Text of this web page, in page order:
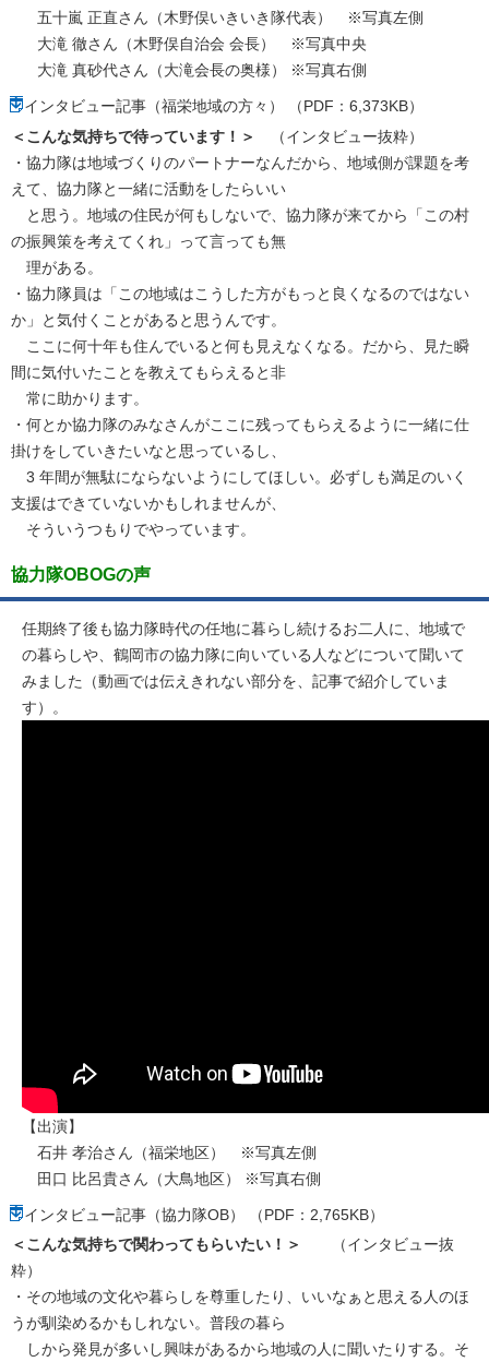
五十嵐 正直さん（木野俣いきいき隊代表） ※写真左側
大滝 徹さん（木野俣自治会 会長） ※写真中央
大滝 真砂代さん（大滝会長の奥様） ※写真右側
インタビュー記事（福栄地域の方々） （PDF：6,373KB）
＜こんな気持ちで待っています！＞
（インタビュー抜粋）
・協力隊は地域づくりのパートナーなんだから、地域側が課題を考
えて、協力隊と一緒に活動をしたらいい
と思う。地域の住民が何もしないで、協力隊が来てから「この村
の振興策を考えてくれ」って言っても無
理がある。
・協力隊員は「この地域はこうした方がもっと良くなるのではない
か」と気付くことがあると思うんです。
ここに何十年も住んでいると何も見えなくなる。だから、見た瞬
間に気付いたことを教えてもらえると非
常に助かります。
・何とか協力隊のみなさんがここに残ってもらえるように一緒に仕
掛けをしていきたいなと思っているし、
3 年間が無駄にならないようにしてほしい。必ずしも満足のいく
支援はできていないかもしれませんが、
そういうつもりでやっています。
協力隊OBOGの声
任期終了後も協力隊時代の任地に暮らし続けるお二人に、地域で
の暮らしや、鶴岡市の協力隊に向いている人などについて聞いて
みました（動画では伝えきれない部分を、記事で紹介していま
す）。
【出演】
石井 孝治さん（福栄地区） ※写真左側
田口 比呂貴さん（大鳥地区） ※写真右側
インタビュー記事（協力隊OB） （PDF：2,765KB）
＜こんな気持ちで関わってもらいたい！＞
（インタビュー抜
粋）
・その地域の文化や暮らしを尊重したり、いいなぁと思える人のほ
うが馴染めるかもしれない。普段の暮ら
しから発見が多いし興味があるから地域の人に聞いたりする。そ